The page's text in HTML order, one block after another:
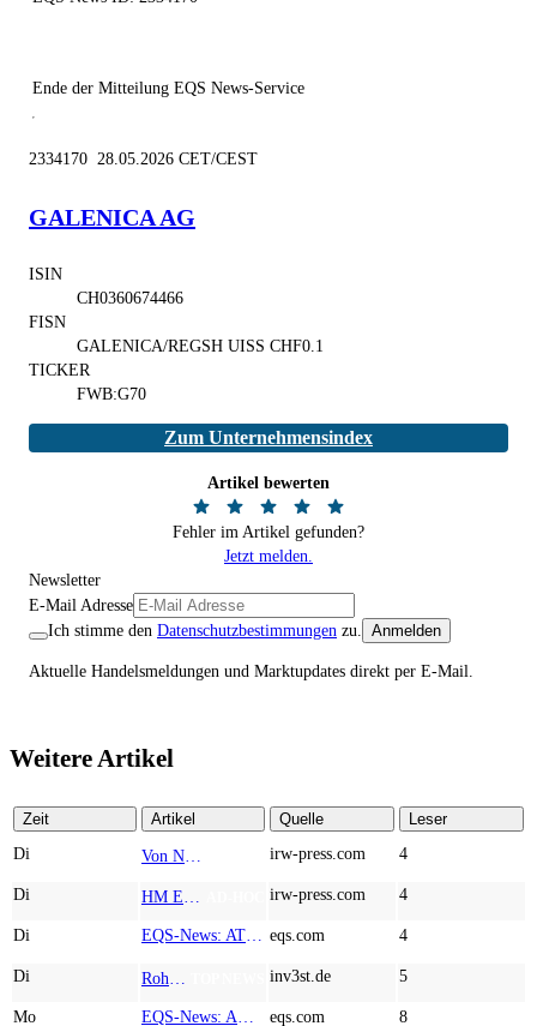
Ende der Mitteilung EQS News-Service
2334170 28.05.2026 CET/CEST
GALENICA AG
ISIN
CH0360674466
FISN
GALENICA/REGSH UISS CHF0.1
TICKER
FWB:G70
Zum Unternehmensindex
Artikel bewerten
Fehler im Artikel gefunden?
Jetzt melden.
Newsletter
E-Mail Adresse
Ich stimme den Datenschutzbestimmungen zu. Anmelden
Aktuelle Handelsmeldungen und Marktupdates direkt per E-Mail.
Weitere Artikel
Zeit Artikel Quelle
Leser
Di
irw-press.com 4
Di irw-press.com 4
Di eqs.com 4
Di inv3st.de 5
Mo eqs.com 8